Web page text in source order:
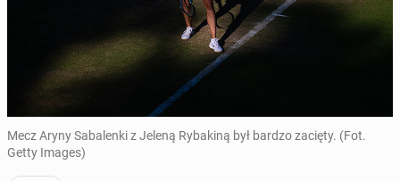
Mecz Aryny Sabalenki z Jeleną Rybakiną był bardzo zacięty. (Fot.
Getty Images)